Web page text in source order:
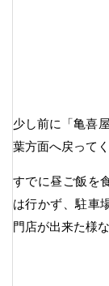
少し前に「亀喜
葉方面へ戻って
すでに昼ご飯を
は行かず、駐車
門店が出来た様な